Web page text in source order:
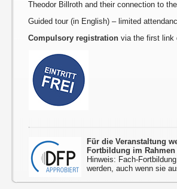
Theodor Billroth and their connection to
Guided tour (in English) – limited
Compulsory registration via the first link
Für die Veranstaltung
Fortbildung im
Hinweis: Fach-
werden, auch wenn sie